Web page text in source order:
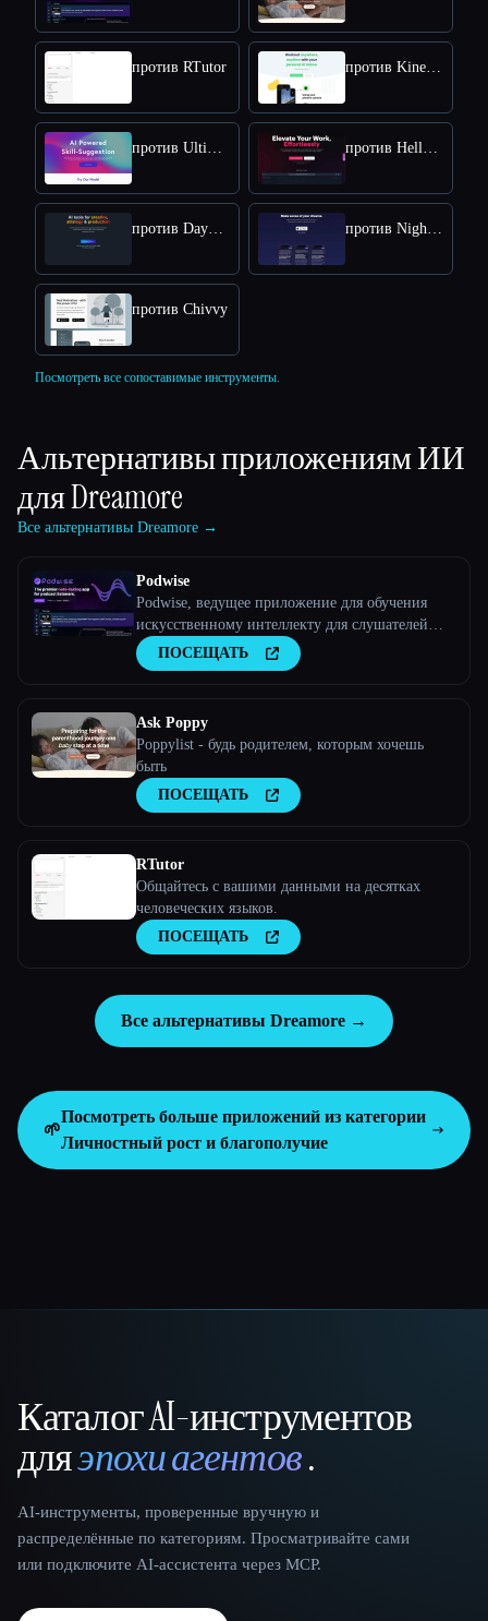
против RTutor
против Chivvy
Посмотреть все сопоставимые инструменты.
Альтернативы приложениям ИИ
дляDreamore
Все альтернативы Dreamore →
Podwise
Podwise, ведущее приложение для обучения
искусственному интеллекту для слушателей
подкастов.
ПОСЕЩАТЬ
Ask Poppy
Poppylist - будь родителем, которым хочешь
быть
ПОСЕЩАТЬ
RTutor
Общайтесь с вашими данными на десятках
человеческих языков.
ПОСЕЩАТЬ
Все альтернативы Dreamore →
🌱
Посмотреть больше приложений из категории
Личностный рост и благополучие
That AI Collection
Каталог AI-инструментов
дляэпохи агентов.
AI-инструменты, проверенные вручную и
распределённые по категориям. Просматривайте сами
или подключите AI-ассистента через MCP.